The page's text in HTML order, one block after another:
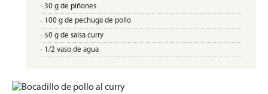
30 g de piñones
100 g de pechuga de pollo
50 g de salsa curry
1/2 vaso de agua